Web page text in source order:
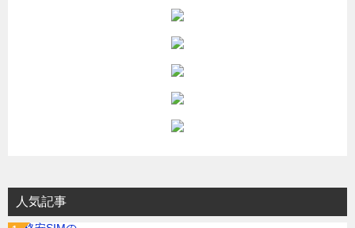
人気記事